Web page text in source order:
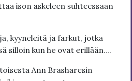
ison askeleen suhteessaan
kyyneleitä ja farkut, jotka
silloin kun he ovat erillään....
Ann Brasharesin